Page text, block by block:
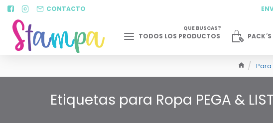
CONTACTO
TODOS LOS PRODUCTOS
QUE BUSCAS?
Para
Etiquetas para Ropa PEGA &